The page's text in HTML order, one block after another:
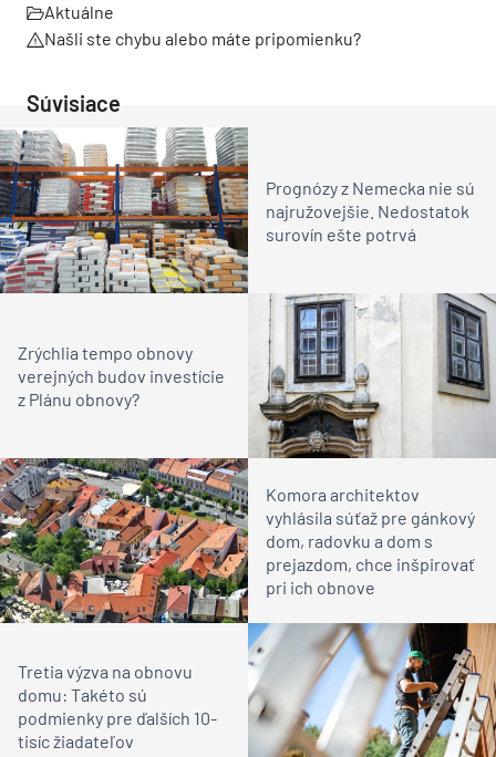
Aktuálne
Našli ste chybu alebo máte pripomienku?
Súvisiace
Prognózy z Nemecka nie sú
najružovejšie. Nedostatok
surovín ešte potrvá
Zrýchlia tempo obnovy
verejných budov investície
z Plánu obnovy?
Komora architektov
vyhlásila súťaž pre gánkový
dom, radovku a dom s
prejazdom, chce inšpirovať
pri ich obnove
Tretia výzva na obnovu
domu: Takéto sú
podmienky pre ďalších 10-
tisíc žiadateľov